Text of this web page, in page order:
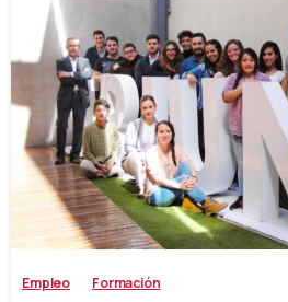
Empleo Formación